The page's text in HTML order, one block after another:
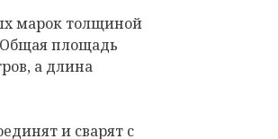
марок толщиной
площадь
а длина
и сварят с